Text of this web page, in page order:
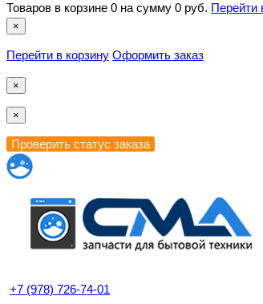
Товаров в корзине 0 на сумму 0 руб. Перейти
×
Перейти в корзину Оформить заказ
×
×
+7 (978) 726-74-01